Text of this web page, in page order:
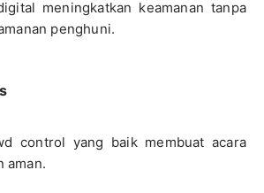
meningkatkan keamanan tanpa
penghuni.
control yang baik membuat acara
aman.